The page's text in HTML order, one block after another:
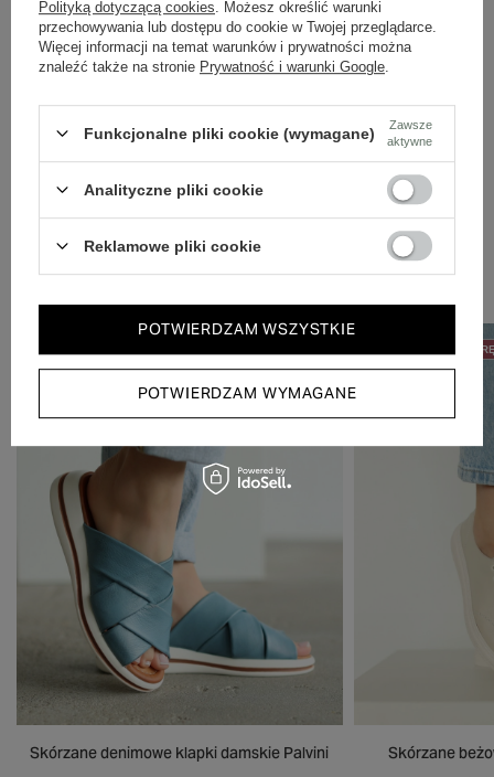
Zobacz również
Skórzane denimowe klapki damskie Palvini
50% NA DRUGĄ
Skórzane
Polityką dotyczącą cookies . Możesz określić warunki
przechowywania lub dostępu do cookie w Twojej przeglądarce.
Więcej informacji na temat warunków i prywatności można
znaleźć także na stronie Prywatność i warunki Google
Funkcjonalne pliki cookie (wymagane)
Zawsze
aktywne
Analityczne pliki cookie
Reklamowe pliki cookie
POTWIERDZAM WYMAGANE
POTWIERDZAM WSZYSTKIE